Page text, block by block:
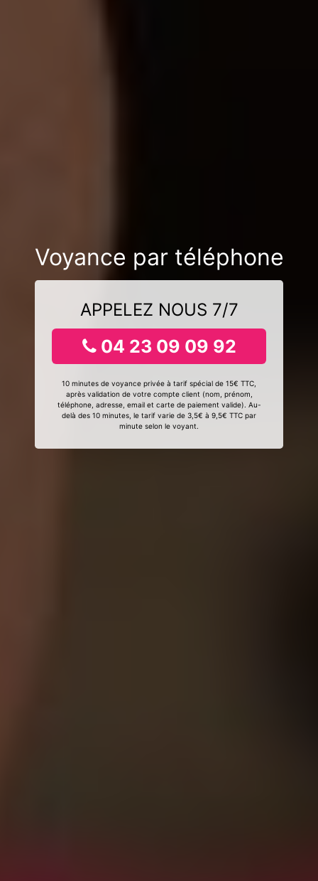
Voyance par téléphone
APPELEZ NOUS 7/7
04 23 09 09 92
10 minutes de voyance privée à tarif spécial de 15€ TTC,
après validation de votre compte client (nom, prénom,
téléphone, adresse, email et carte de paiement valide). Au-
delà des 10 minutes, le tarif varie de 3,5€ à 9,5€ TTC par
minute selon le voyant.